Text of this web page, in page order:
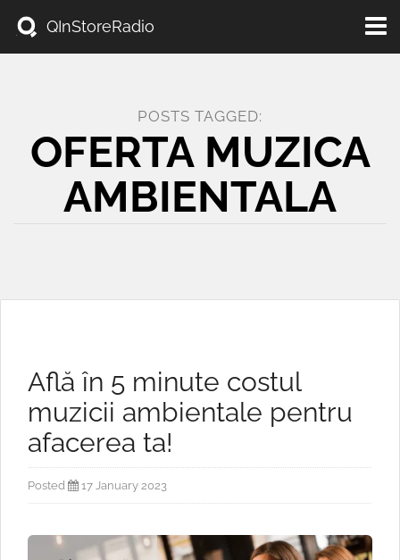
QInStoreRadio
POSTS TAGGED:
OFERTA MUZICA
AMBIENTALA
Află în 5 minute costul
muzicii ambientale pentru
afacerea ta!
Posted 17 January 2023